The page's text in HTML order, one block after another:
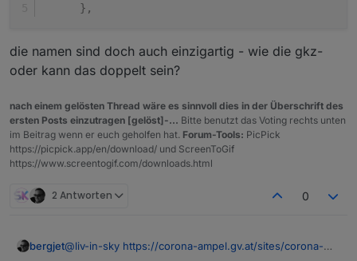
} ,
die namen sind doch auch einzigartig - wie die gkz-
oder kann das doppelt sein?
nach einem gelösten Thread wäre es sinnvoll dies in der Überschrift des
ersten Posts einzutragen [gelöst]-... Bitte benutzt das Voting rechts unten
im Beitrag wenn er euch geholfen hat. Forum-Tools: PicPick
https://picpick.app/en/download/ und ScreenToGif
https://www.screentogif.com/downloads.html
2 Antworten 0
bergjet@liv-in-sky https://corona-ampel.gv.at/sites/corona-